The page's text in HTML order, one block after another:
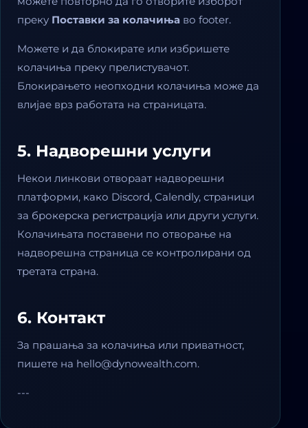
преку Поставки за колачиња во footer.
Можете и да блокирате или избришете
колачиња преку прелистувачот.
Блокирањето неопходни колачиња може да
влијае врз работата на страницата.
5. Надворешни услуги
Некои линкови отвораат надворешни
платформи, како Discord, Calendly, страници
за брокерска регистрација или други услуги.
Колачињата поставени по отворање на
надворешна страница се контролирани од
третата страна.
6. Контакт
За прашања за колачиња или приватност,
пишете на hello@dynowealth.com.
---